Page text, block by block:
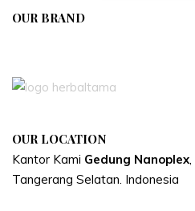
OUR BRAND
OUR LOCATION
Kantor Kami Gedung Nanoplex
Tangerang Selatan. Indonesia